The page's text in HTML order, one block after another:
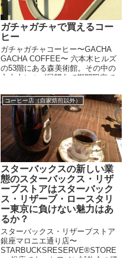
ガチャガチャで買えるコー
ヒー
ガチャガチャコーヒー〜GACHA
GACHA COFFEE〜 六本木ヒルズ
の53階にある森美術館。その中の
六本木ヒルズ展望台で期間限定で
いう面白いカフェが営業していま
す(ネットで見...
コーヒー店（自家焙煎以外）
スターバックスの新しい業
態のスターバックス・リザ
ーブストアはスターバック
ス・リザーブ・ロースタリ
ー東京に負けない魅力はあ
るか？
スターバックス・リザーブストア
銀座マロニエ通り店〜
STARBUCKSRESERVE®STORE
〜 銀座であったワイン試飲会の帰